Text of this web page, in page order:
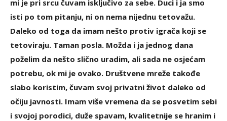
mi je pri srcu čuvam isključivo za sebe. Duci i ja smo
isti po tom pitanju, ni on nema nijednu tetovažu.
Daleko od toga da imam nešto protiv igrača koji se
tetoviraju. Taman posla. Možda i ja jednog dana
poželim da nešto slično uradim, ali sada ne osjećam
potrebu, ok mi je ovako. Društvene mreže takođe
slabo koristim, čuvam svoj privatni život daleko od
očiju javnosti. Imam više vremena da se posvetim sebi
i svojoj porodici, duže spavam, kvalitetnije se hranim i